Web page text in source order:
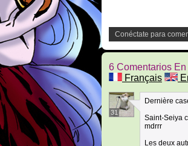
Conéctate para
6 Comentarios
Français
31
Dernière
Saint-Seiya
mdrrr
Les deux